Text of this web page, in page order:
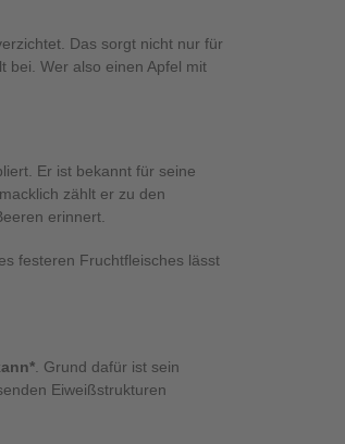
Das sorgt nicht nur für
bei. Wer also einen Apfel mit
Er ist bekannt für seine
zählt er zu den
erinnert.
festeren Fruchtfleisches lässt
. Grund dafür ist sein
Eiweißstrukturen